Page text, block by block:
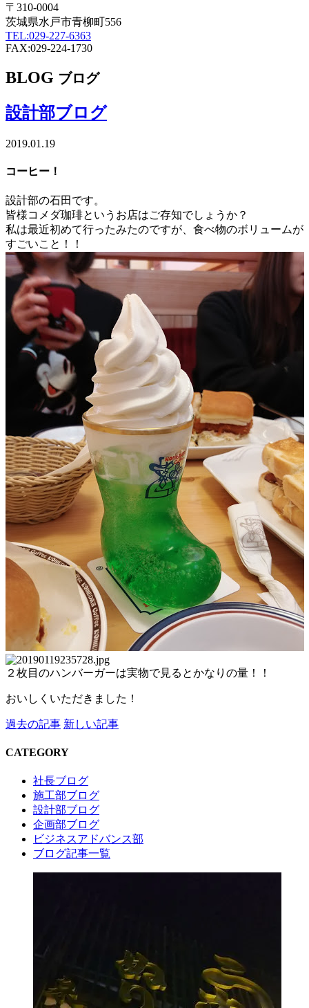
〒310-0004
茨城県水戸市青柳町556
TEL:029-227-6363
FAX:029-224-1730
BLOG ブログ
設計部ブログ
2019.01.19
コーヒー！
設計部の石田です。
皆様コメダ珈琲というお店はご存知でしょうか？
私は最近初めて行ったみたのですが、食べ物のボリュームが
すごいこと！！
２枚目のハンバーガーは実物で見るとかなりの量！！
おいしくいただきました！
過去の記事 新しい記事
CATEGORY
社長ブログ
施工部ブログ
設計部ブログ
企画部ブログ
ビジネスアドバンス部
ブログ記事一覧